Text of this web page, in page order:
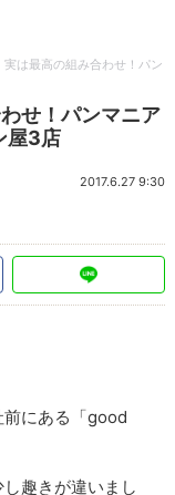
実は最高の組み合わせ！パン
せ！パンマニア
屋3店
2017.6.27 9:30
にある「good
趣きが違いまし